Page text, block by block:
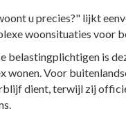
u precies?" lijkt
woonsituaties voor
belastingplichtigen is
wonen. Voor
dient, terwijl zij